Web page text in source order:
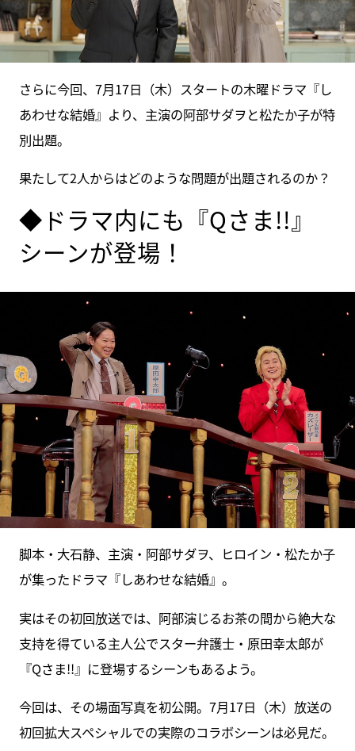
さらに今回、7月17日（木）スタートの木曜ドラマ『し
あわせな結婚』より、主演の阿部サダヲと松たか子が特
別出題。
果たして2人からはどのような問題が出題されるのか？
◆ドラマ内にも『Qさま!!』
シーンが登場！
脚本・大石静、主演・阿部サダヲ、ヒロイン・松たか子
が集ったドラマ『しあわせな結婚』。
実はその初回放送では、阿部演じるお茶の間から絶大な
支持を得ている主人公でスター弁護士・原田幸太郎が
『Qさま!!』に登場するシーンもあるよう。
今回は、その場面写真を初公開。7月17日（木）放送の
初回拡大スペシャルでの実際のコラボシーンは必見だ。